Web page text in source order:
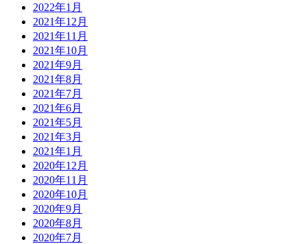
2022年1月
2021年12月
2021年11月
2021年10月
2021年9月
2021年8月
2021年7月
2021年6月
2021年5月
2021年3月
2021年1月
2020年12月
2020年11月
2020年10月
2020年9月
2020年8月
2020年7月